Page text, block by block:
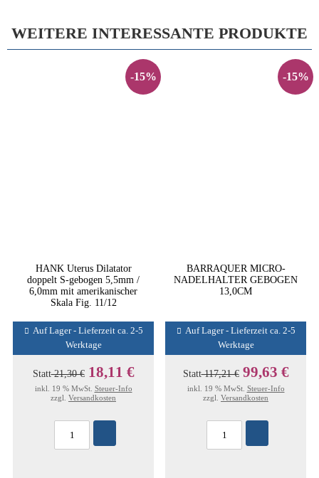
WEITERE INTERESSANTE PRODUKTE
-15%
HANK Uterus Dilatator
doppelt S-gebogen 5,5mm /
6,0mm mit amerikanischer
Skala Fig. 11/12
Auf Lager - Lieferzeit ca. 2-5
Werktage
Statt21,30 € 18,11 €
inkl. 19 % MwSt. Steuer-Info
zzgl. Versandkosten
-15%
BARRAQUER MICRO-
NADELHALTER GEBOGEN
13,0CM
Auf Lager - Lieferzeit ca. 2-5
Werktage
Statt117,21 € 99,63 €
inkl. 19 % MwSt. Steuer-Info
zzgl. Versandkosten